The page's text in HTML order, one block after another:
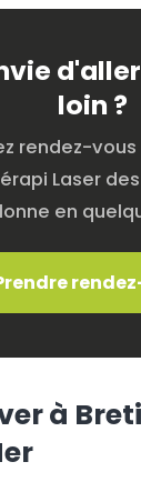
loin ?
rendez-
Laser
en
à